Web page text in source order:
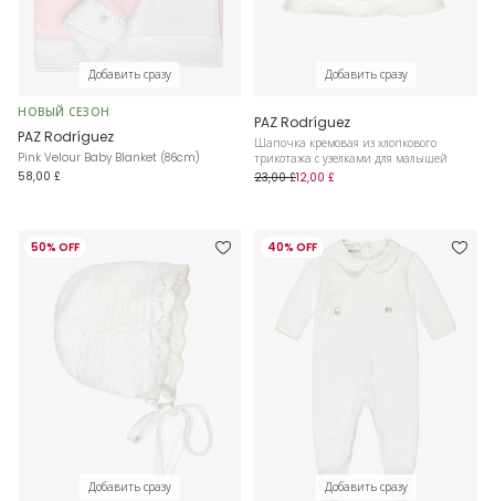
Добавить сразу
НОВЫЙ СЕЗОН
PAZ Rodríguez
Pink Velour Baby Blanket (86cm)
58,00 £
Добавить сразу
PAZ Rodríguez
Шапочка кремовая из хлопкового
трикотажа с узелками для малышей
23,00 £12,00 £
50% OFF
Добавить сразу
40% OFF
Добавить сразу